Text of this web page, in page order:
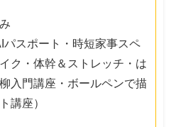
パスポート・時短家事スペ
ク・体幹＆ストレッチ・は
入門講座・ボールペンで描
講座）